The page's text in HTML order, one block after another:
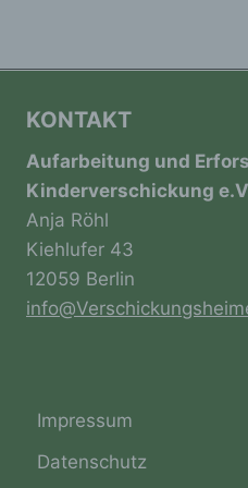
KONTAKT
Aufarbeitung und
Kinderverschickung
Anja Röhl
Kiehlufer 43
12059 Berlin
Impressum
Datenschutz
Betroffene Person
identifizierbare
personenbezogene
Verarbeitung
werden.
automatisierter
Vorgang oder jede
Zusammenhang mit